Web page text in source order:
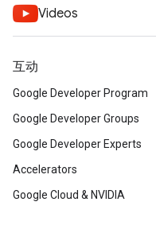
Videos
互动
Google Developer Program
Google Developer Groups
Google Developer Experts
Accelerators
Google Cloud & NVIDIA